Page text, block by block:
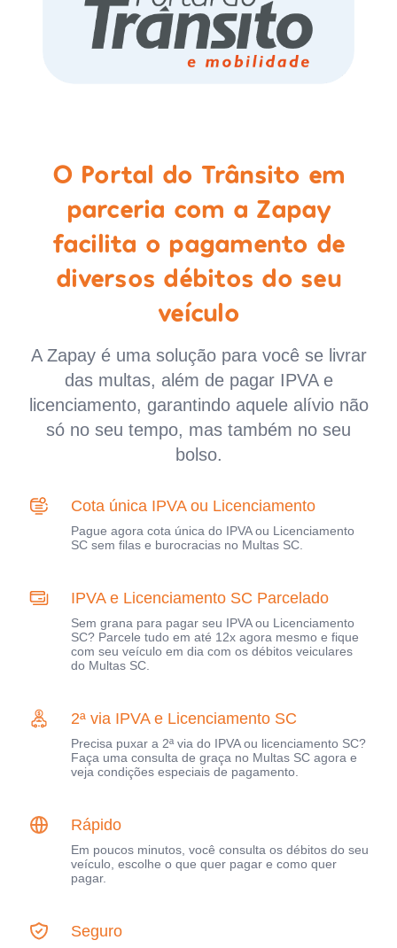
O Portal do Trânsito em
parceria com a Zapay
facilita o pagamento de
diversos débitos do seu
veículo
A Zapay é uma solução para você se livrar
das multas, além de pagar IPVA e
licenciamento, garantindo aquele alívio não
só no seu tempo, mas também no seu
bolso.
Cota única IPVA ou Licenciamento
Pague agora cota única do IPVA ou Licenciamento
SC sem filas e burocracias no Multas SC.
IPVA e Licenciamento SC Parcelado
Sem grana para pagar seu IPVA ou Licenciamento
SC? Parcele tudo em até 12x agora mesmo e fique
com seu veículo em dia com os débitos veiculares
do Multas SC.
2ª via IPVA e Licenciamento SC
Precisa puxar a 2ª via do IPVA ou licenciamento SC?
Faça uma consulta de graça no Multas SC agora e
veja condições especiais de pagamento.
Rápido
Em poucos minutos, você consulta os débitos do seu
veículo, escolhe o que quer pagar e como quer
pagar.
Seguro